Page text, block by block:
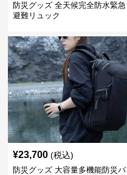
防災グッズ 全天候完全防水緊急
避難リュック
¥23,700 (税込)
防災グッズ 大容量多機能防災バ